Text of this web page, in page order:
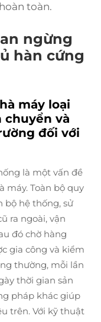
toàn.
ngừng
hàn cứng
máy loại
chuyển và
đối với
là một vấn đề
máy. Toàn bộ quy
bộ hệ thống, sử
ra ngoài, vận
đó chờ hàng
gia công và kiểm
thường, mỗi lần
thời gian sản
pháp khác giúp
trên. Với kỹ thuật